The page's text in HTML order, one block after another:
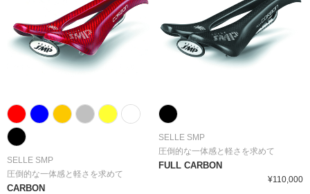
SELLE SMP
圧倒的な一体感と軽さを求めて
CARBON
SELLE SMP
圧倒的な一体感と軽さを求めて
FULL CARBON
¥110,000